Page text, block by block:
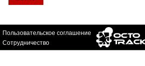
Пользовательское соглашение
Сотрудничество